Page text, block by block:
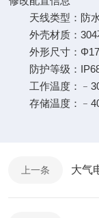
天线类型：防水
外壳材质：304
外形尺寸：
防护等级：
工作温度：
存储温度：
上一条